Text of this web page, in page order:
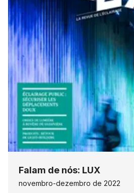
Falam de nós: LUX
novembro-dezembro de 2022